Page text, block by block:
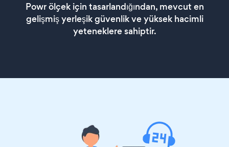
Powr ölçek için tasarlandığından, mevcut en
gelişmiş yerleşik güvenlik ve yüksek hacimli
yeteneklere sahiptir.